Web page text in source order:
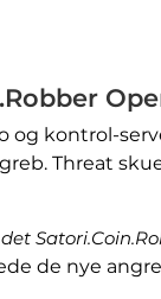
og kontrol-
Threat
de nye